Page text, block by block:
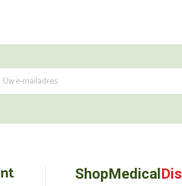
ShopMedical